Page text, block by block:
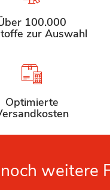
100.000
zur Auswahl
Optimierte
weitere